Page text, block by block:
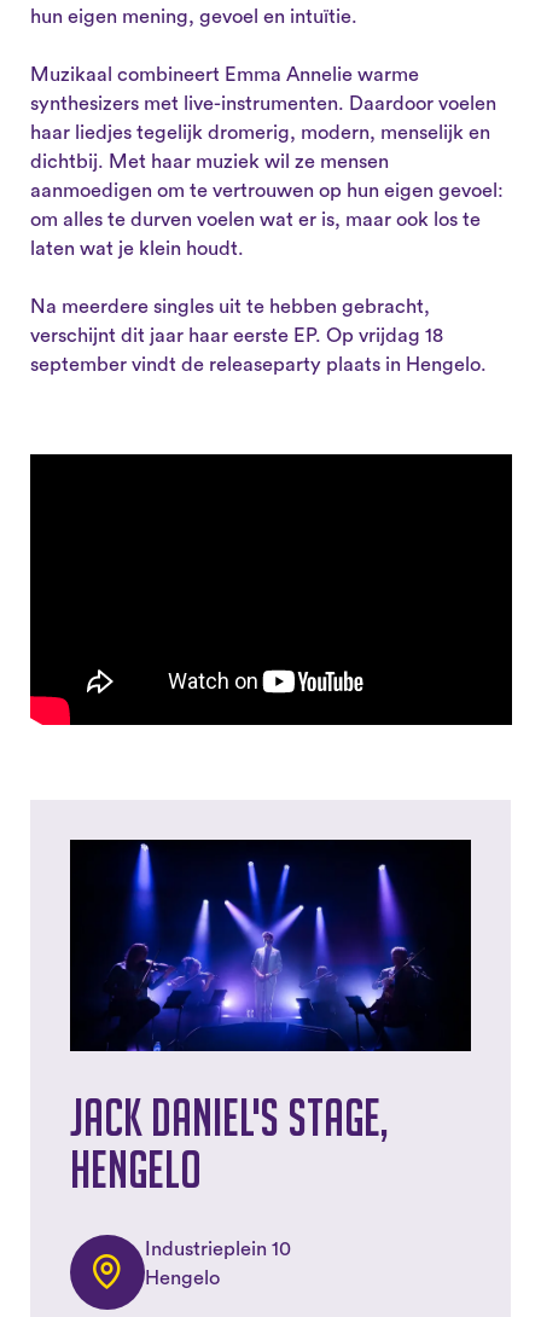
hun eigen mening, gevoel en intuïtie.
Muzikaal combineert Emma Annelie warme
synthesizers met live-instrumenten. Daardoor voelen
haar liedjes tegelijk dromerig, modern, menselijk en
dichtbij. Met haar muziek wil ze mensen
aanmoedigen om te vertrouwen op hun eigen gevoel:
om alles te durven voelen wat er is, maar ook los te
laten wat je klein houdt.
Na meerdere singles uit te hebben gebracht,
verschijnt dit jaar haar eerste EP. Op vrijdag 18
september vindt de releaseparty plaats in Hengelo.
Jack Daniel's Stage,
Hengelo
Industrieplein 10
Hengelo